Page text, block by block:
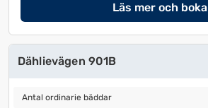
Läs mer och boka
Dählievägen 901B
Antal ordinarie bäddar
Antal ordinarie bäddar